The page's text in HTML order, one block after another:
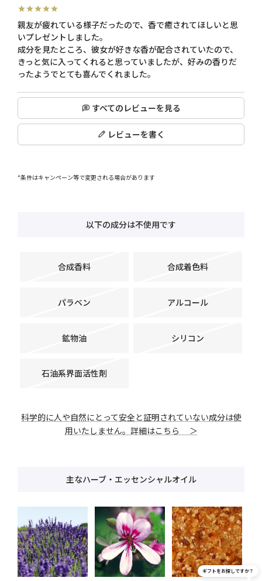
親友が疲れている様子だったので、香で癒されてほしいと思
いプレゼントしました。
成分を見たところ、彼女が好きな香が配合されていたので、
きっと気に入ってくれると思っていましたが、好みの香りだ
ったようでとても喜んでくれました。
すべてのレビューを見る
レビューを書く
*条件はキャンペーン等で変更される場合があります
以下の成分は不使用です
合成香料 合成着色料
パラベン アルコール
鉱物油 シリコン
石油系界面活性剤
科学的に人や自然にとって安全と証明されていない成分は使
用いたしません。詳細はこちら ＞
主なハーブ・エッセンシャルオイル
ギフトをお探しですか？